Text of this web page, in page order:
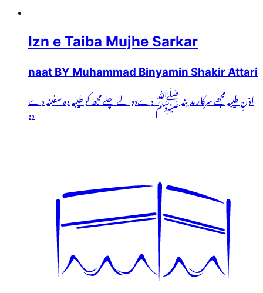
Izn e Taiba Mujhe Sarkar
naat BY Muhammad Binyamin Shakir Attari
اذنِ طیبہ مجھے سرکار مدینہ ﷺ دےدو لے چلے مجھ کو طیبہ وہ سفینہ دے
دو